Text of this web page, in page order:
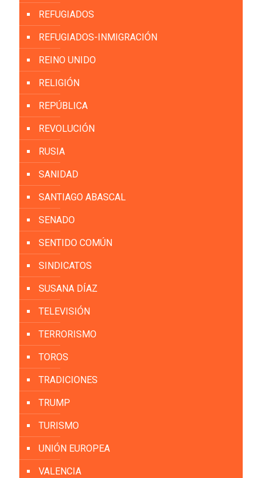
REFUGIADOS
REFUGIADOS-INMIGRACIÓN
REINO UNIDO
RELIGIÓN
REPÚBLICA
REVOLUCIÓN
RUSIA
SANIDAD
SANTIAGO ABASCAL
SENADO
SENTIDO COMÚN
SINDICATOS
SUSANA DÍAZ
TELEVISIÓN
TERRORISMO
TOROS
TRADICIONES
TRUMP
TURISMO
UNIÓN EUROPEA
VALENCIA